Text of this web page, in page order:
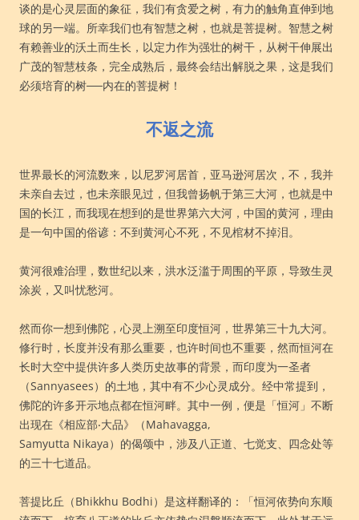
谈的是心灵层面的象征，我们有贪爱之树，有力的触角直伸到地
球的另一端。所幸我们也有智慧之树，也就是菩提树。智慧之树
有赖善业的沃土而生长，以定力作为强壮的树干，从树干伸展出
广茂的智慧枝条，完全成熟后，最终会结出解脱之果，这是我们
必须培育的树──内在的菩提树！
不返之流
世界最长的河流数来，以尼罗河居首，亚马逊河居次，不，我并
未亲自去过，也未亲眼见过，但我曾扬帆于第三大河，也就是中
国的长江，而我现在想到的是世界第六大河，中国的黄河，理由
是一句中国的俗谚：不到黄河心不死，不见棺材不掉泪。
黄河很难治理，数世纪以来，洪水泛滥于周围的平原，导致生灵
涂炭，又叫忧愁河。
然而你一想到佛陀，心灵上溯至印度恒河，世界第三十九大河。
修行时，长度并没有那么重要，也许时间也不重要，然而恒河在
长时大空中提供许多人类历史故事的背景，而印度为一圣者
（Sannyasees）的土地，其中有不少心灵成分。经中常提到，
佛陀的许多开示地点都在恒河畔。其中一例，便是「恒河」不断
出现在《相应部‧大品》（Mahavagga,
Samyutta Nikaya）的偈颂中，涉及八正道、七觉支、四念处等
的三十七道品。
菩提比丘（Bhikkhu Bodhi）是这样翻译的：「恒河依势向东顺